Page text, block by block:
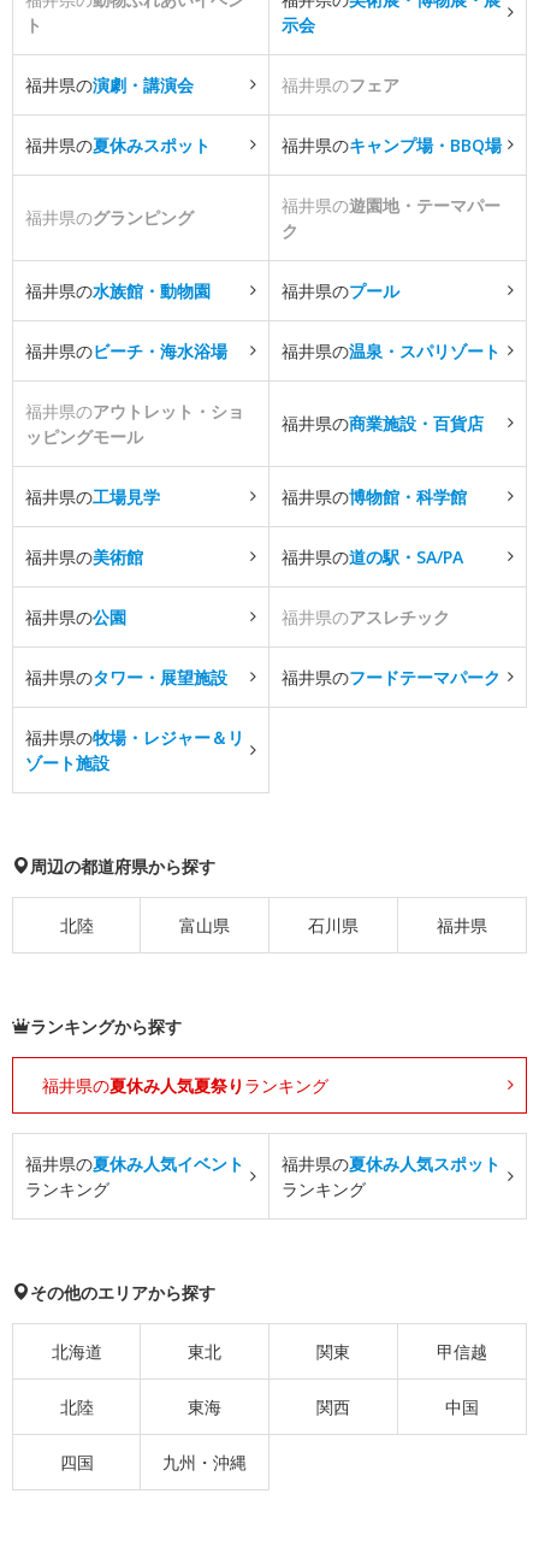
ト
示会
福井県の演劇・講演会 福井県のフェア
福井県の夏休みスポット 福井県のキャンプ場・BBQ場
福井県のグランピング
福井県の遊園地・テーマパー
ク
福井県の水族館・動物園 福井県のプール
福井県のビーチ・海水浴場 福井県の温泉・スパリゾート
福井県のアウトレット・ショ
ッピングモール
福井県の商業施設・百貨店
福井県の工場見学 福井県の博物館・科学館
福井県の美術館 福井県の道の駅・SA/PA
福井県の公園 福井県のアスレチック
福井県のタワー・展望施設 福井県のフードテーマパーク
福井県の牧場・レジャー＆リ
ゾート施設
周辺の都道府県から探す
北陸 富山県 石川県 福井県
ランキングから探す
福井県の夏休み人気夏祭り ランキング
福井県の夏休み人気イベント
ランキング
福井県の夏休み人気スポット
ランキング
その他のエリアから探す
北海道 東北 関東 甲信越
北陸 東海 関西 中国
四国 九州・沖縄